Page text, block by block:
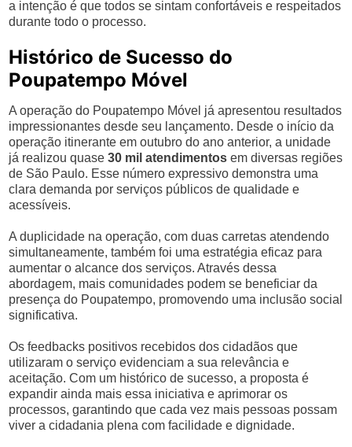
a intenção é que todos se sintam confortáveis e respeitados
durante todo o processo.
Histórico de Sucesso do
Poupatempo Móvel
A operação do Poupatempo Móvel já apresentou resultados
impressionantes desde seu lançamento. Desde o início da
operação itinerante em outubro do ano anterior, a unidade
já realizou quase30 mil atendimentos em diversas regiões
de São Paulo. Esse número expressivo demonstra uma
clara demanda por serviços públicos de qualidade e
acessíveis.
A duplicidade na operação, com duas carretas atendendo
simultaneamente, também foi uma estratégia eficaz para
aumentar o alcance dos serviços. Através dessa
abordagem, mais comunidades podem se beneficiar da
presença do Poupatempo, promovendo uma inclusão social
significativa.
Os feedbacks positivos recebidos dos cidadãos que
utilizaram o serviço evidenciam a sua relevância e
aceitação. Com um histórico de sucesso, a proposta é
expandir ainda mais essa iniciativa e aprimorar os
processos, garantindo que cada vez mais pessoas possam
viver a cidadania plena com facilidade e dignidade.